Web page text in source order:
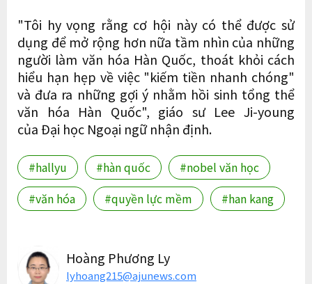
"Tôi hy vọng rằng cơ hội này có thể được sử
dụng để mở rộng hơn nữa tầm nhìn của những
người làm văn hóa Hàn Quốc, thoát khỏi cách
hiểu hạn hẹp về việc "kiếm tiền nhanh chóng"
và đưa ra những gợi ý nhằm hồi sinh tổng thể
văn hóa Hàn Quốc", giáo sư Lee Ji-young
của Đại học Ngoại ngữ nhận định.
#hallyu #hàn quốc
#nobel văn học
#văn hóa
#quyền lực mềm #han kang
Hoàng Phương Ly
lyhoang215@ajunews.com